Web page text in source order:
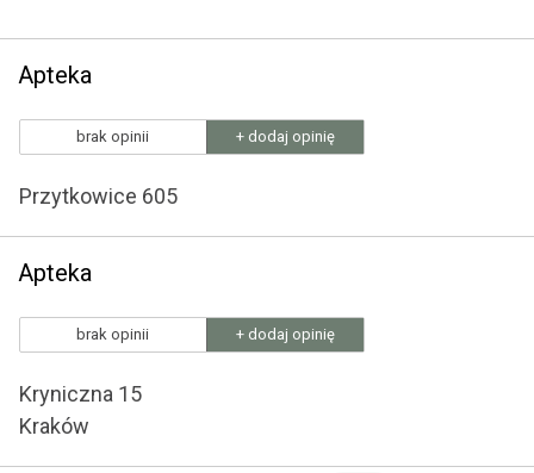
Apteka
brak opinii + dodaj opinię
Przytkowice 605
Apteka
brak opinii + dodaj opinię
Kryniczna 15
Kraków